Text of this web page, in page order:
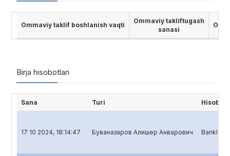
Ommaviy taklif boshlanish vaqti
Ommaviy takliftugash
sanasi
Birja hisobotlari
Sana Turi Hisobot
17 10 2024, 18:14:47 Буваназаров Алишер Анварович Banklar